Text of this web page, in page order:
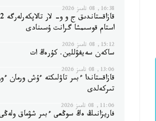
16:38, 08 تامىز 2026
استام قوسىمشا گرانت ۇسىنادى
15:12, 08 تامىز 2026
ساكەن سەيفۋللين. كۇرەڭ ات
13:06, 08 تامىز 2026
قازاقستاندا ءبىر تاۋلىكتە ءۇش ورمان
تىركەلدى
11:06, 08 تامىز 2026
فاريزانىڭ ەڭ سوڭعى ءبىر شۋماق ولەڭى